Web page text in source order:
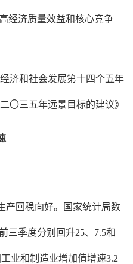
经济质量效益和核心竞争
济和社会发展第十四个五年
〇三五年远景目标的建议》
产回稳向好。国家统计局数
三季度分别回升25、7.5和
业和制造业增加值增速3.2